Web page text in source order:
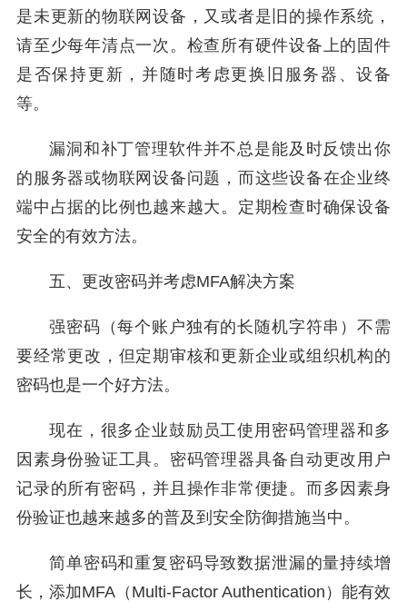
是未更新的物联网设备，又或者是旧的操作系统，
请至少每年清点一次。检查所有硬件设备上的固件
是否保持更新，并随时考虑更换旧服务器、设备
等。
漏洞和补丁管理软件并不总是能及时反馈出你
的服务器或物联网设备问题，而这些设备在企业终
端中占据的比例也越来越大。定期检查时确保设备
安全的有效方法。
五、更改密码并考虑MFA解决方案
强密码（每个账户独有的长随机字符串）不需
要经常更改，但定期审核和更新企业或组织机构的
密码也是一个好方法。
现在，很多企业鼓励员工使用密码管理器和多
因素身份验证工具。密码管理器具备自动更改用户
记录的所有密码，并且操作非常便捷。而多因素身
份验证也越来越多的普及到安全防御措施当中。
简单密码和重复密码导致数据泄漏的量持续增
长，添加MFA（Multi-Factor Authentication）能有效